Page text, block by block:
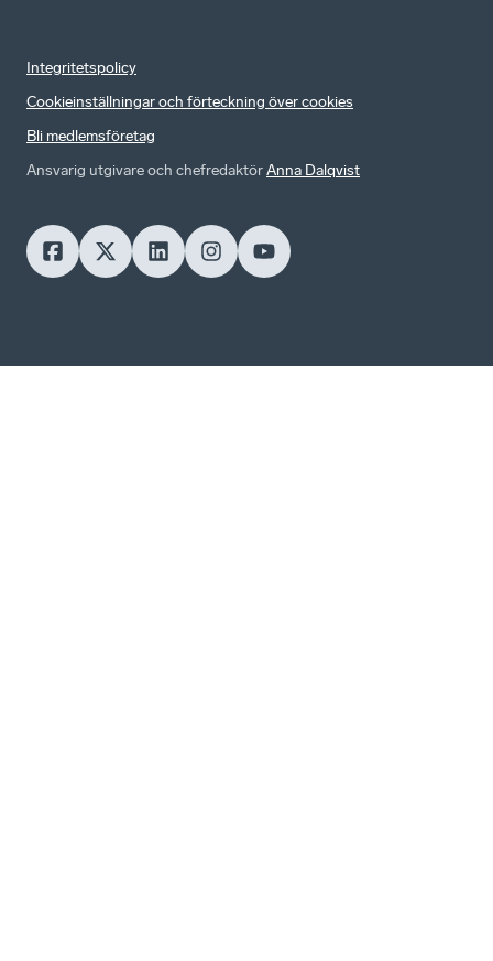
Integritetspolicy
Cookieinställningar och förteckning över cookies
Bli medlemsföretag
Ansvarig utgivare och chefredaktörAnna Dalqvist